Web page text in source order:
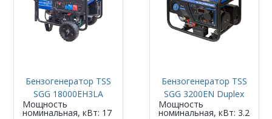
Бензогенератор TSS
SGG 18000EH3LA
Мощность
номинальная, кВт: 17
Бензогенератор TSS
SGG 3200EN Duplex
Мощность
номинальная, кВт: 3.2